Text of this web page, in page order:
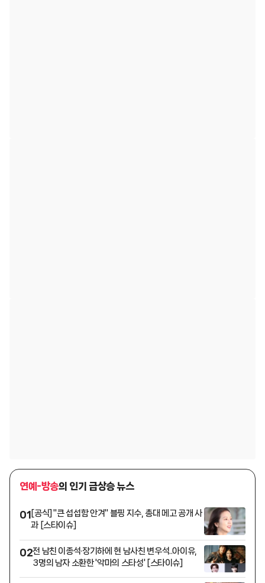
연예-방송의 인기 급상승 뉴스
01[공식] "큰 섭섭함 안겨" 블핑 지수, 총대 메고 공개 사
과 [스타이슈]
02전 남친 이종석·장기하에 현 남사친 변우석..아이유,
3명의 남자 소환한 '악마의 스타성' [스타이슈]